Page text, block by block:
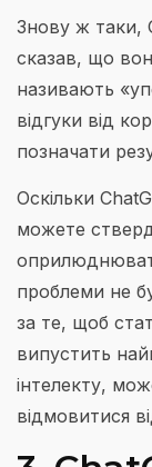
Знову ж таки,
сказав, що
називають
відгуки від
позначати
Оскільки
можете
проблеми не
за те, щоб
випустить
інтелекту,
відмовитися